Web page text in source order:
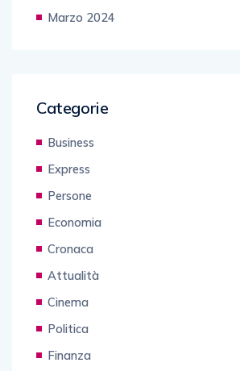
Marzo 2024
Categorie
Business
Express
Persone
Economia
Cronaca
Attualità
Cinema
Politica
Finanza